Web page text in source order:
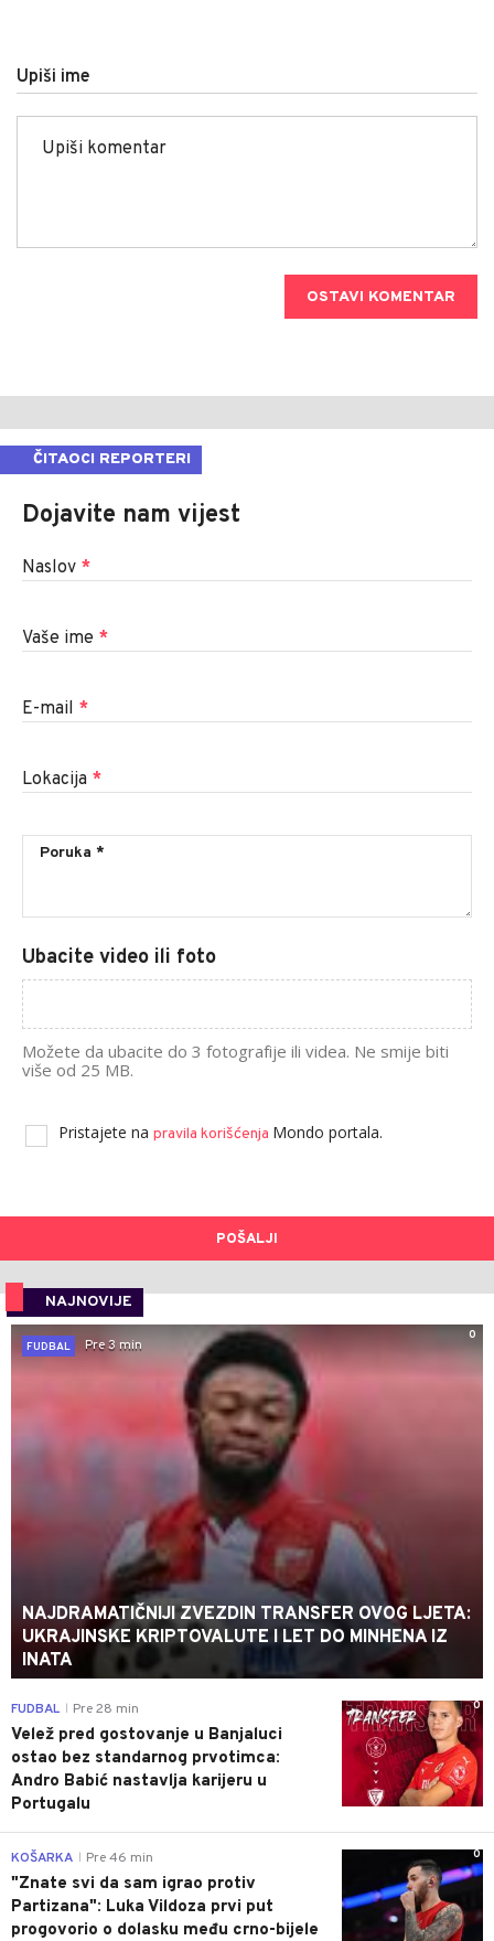
Upiši ime
OSTAVI KOMENTAR
ČITAOCI REPORTERI
Dojavite nam vijest
Naslov *
Vaše ime *
E-mail *
Lokacija *
Ubacite video ili foto
Možete da ubacite do 3 fotografije ili videa. Ne smije biti
više od 25 MB.
Pristajete na pravila korišćenja Mondo portala.
POŠALJI
NAJNOVIJE
0
FUDBAL
Pre 3 min
NAJDRAMATIČNIJI ZVEZDIN TRANSFER OVOG LJETA:
UKRAJINSKE KRIPTOVALUTE I LET DO MINHENA IZ
INATA
0
FUDBAL Pre 28 min
Velež pred gostovanje u Banjaluci
ostao bez standarnog prvotimca:
Andro Babić nastavlja karijeru u
Portugalu
0
KOŠARKA Pre 46 min
"Znate svi da sam igrao protiv
Partizana": Luka Vildoza prvi put
progovorio o dolasku među crno-bijele